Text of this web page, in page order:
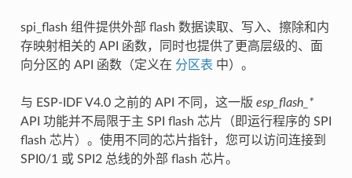
spi_flash 组件提供外部 flash 数据读取、写入、擦除和内
存映射相关的 API 函数，同时也提供了更高层级的、面
向分区的 API 函数（定义在 分区表 中）。
与 ESP-IDF V4.0 之前的 API 不同，这一版 esp_flash_*
API 功能并不局限于主 SPI flash 芯片（即运行程序的 SPI
flash 芯片）。使用不同的芯片指针，您可以访问连接到
SPI0/1 或 SPI2 总线的外部 flash 芯片。